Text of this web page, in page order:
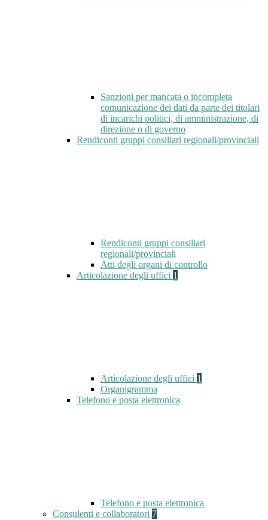
Sanzioni per mancata o incompleta
comunicazione dei dati da parte dei titolari
di incarichi politici, di amministrazione, di
direzione o di governo
Rendiconti gruppi consiliari regionali/provinciali
Rendiconti gruppi consiliari
regionali/provinciali
Atti degli organi di controllo
Articolazione degli uffici 1
Articolazione degli uffici 1
Organigramma
Telefono e posta elettronica
Telefono e posta elettronica
Consulenti e collaboratori 7